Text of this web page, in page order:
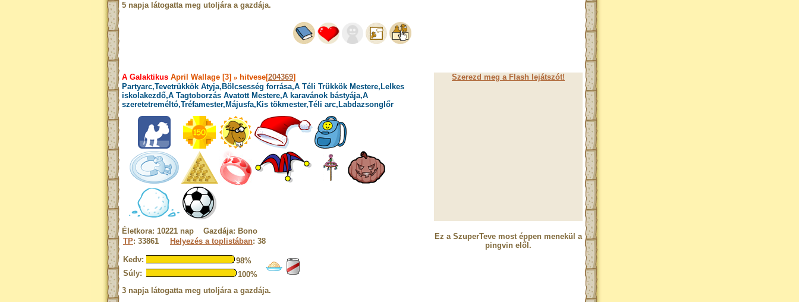
5 napja látogatta meg utoljára a gazdája.
A Galaktikus April Wallage [3] » hitvese[204369]
Partyarc,Tevetrükkök Atyja,Bölcsesség forrása,A Téli Trükkök Mestere,Lelkes
iskolakezdő,A Tagtoborzás Avatott Mestere,A karavánok bástyája,A
szeretetreméltó,Tréfamester,Májusfa,Kis tökmester,Téli arc,Labdazsonglőr
Életkora: 10221 nap Gazdája: Bono
TP: 33861 Helyezés a toplistában: 38
Kedv:
98%
Súly:
100%
3 napja látogatta meg utoljára a gazdája.
Szerezd meg a Flash lejátszót!
Ez a SzuperTeve most éppen menekül a
pingvin elől.